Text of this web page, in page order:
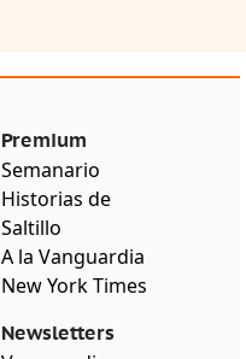
Premium
Semanario
Historias de
Saltillo
A la Vanguardia
New York Times
Newsletters